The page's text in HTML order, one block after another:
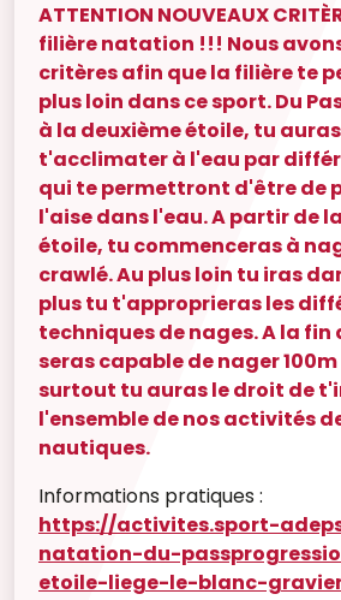
ATTENTION NOUVEAUX
filière natation !!! Nous
critères afin que la filière te
plus loin dans ce sport. Du
à la deuxième étoile, tu
t'acclimater à l'eau par
qui te permettront d'être de
l'aise dans l'eau. A partir de
étoile, tu commenceras à
crawlé. Au plus loin tu iras
plus tu t'approprieras les
techniques de nages. A la fin
seras capable de nager
surtout tu auras le droit de
l'ensemble de nos activités
nautiques.
Informations pratiques :
https://activites.sport-
natation-du-
etoile-liege-le-blanc-